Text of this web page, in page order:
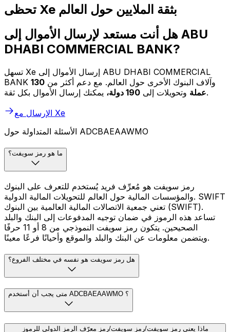
تحظى Xe بثقة الملايين حول العالم
هل أنت مستعد لإرسال الأموال إلى ABU
DHABI COMMERCIAL BANK?
تسهل Xe إرسال الأموال إلى ABU DHABI COMMERCIAL
BANK وآلاف البنوك الأخرى حول العالم. مع دعم أكثر من 130
عملة وتحويلات إلى 190 دولة،
يمكنك إرسال الأموال بكل ثقة.
الإرسال مع Xe
الأسئلة المتداولة حول ADCBAEAAWMO
ما هو رمز سويفت؟
رمز سويفت هو مُعرِّف فريد يُستخدم للتعرف على البنوك
والمؤسسات المالية حول العالم للتحويلات المالية الدولية. SWIFT
تعني جمعية الاتصالات المالية العالمية بين البنوك (SWIFT).
تساعد هذه الرموز في ضمان توجيه المدفوعات إلى البنك والبلد
الصحيحين. يتكون رمز سويفت النموذجي من 8 أو 11 حرفًا
ويتضمن معلومات عن البنك والبلد والموقع وأحيانًا فرعًا معينًا.
هل رمز سويفت هو نفسه في مختلف الفروع؟
متى يجب أن أستخدم ADCBAEAAWMO ؟
ماذا يعني رمز سويفت/رمز سويفت/رمز معرّف الرمز الدولي للرموز